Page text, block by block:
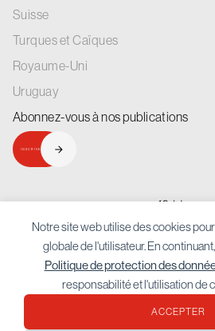
Suisse
Turques et Caïques
Royaume-Uni
Uruguay
Abonnez-vous à nospublications
INSCRIVEZ-VOUS
Notre site web utilise des cookies
globale de l'utilisateur. En
Politique de protection des
responsabilité et l'utilisation de
ACCEPTER